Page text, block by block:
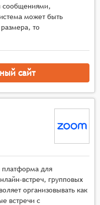
отображения,
инструментами
с виртуальными
и документов, а
форматов
в реальном
и
между
к функциям и
сообщениями,
может быть
то
сайт
платформа для
встреч, групповых
организовывать как
встречи с